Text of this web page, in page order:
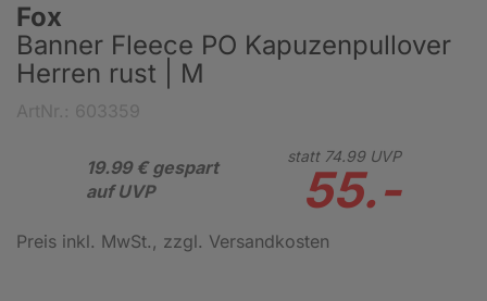
Fox
Banner Fleece PO Kapuzenpullover
Herren rust | M
19.99 € gespart
auf UVP
statt 74.99UVP
55.-
Preis inkl. MwSt., zzgl. Versandkosten